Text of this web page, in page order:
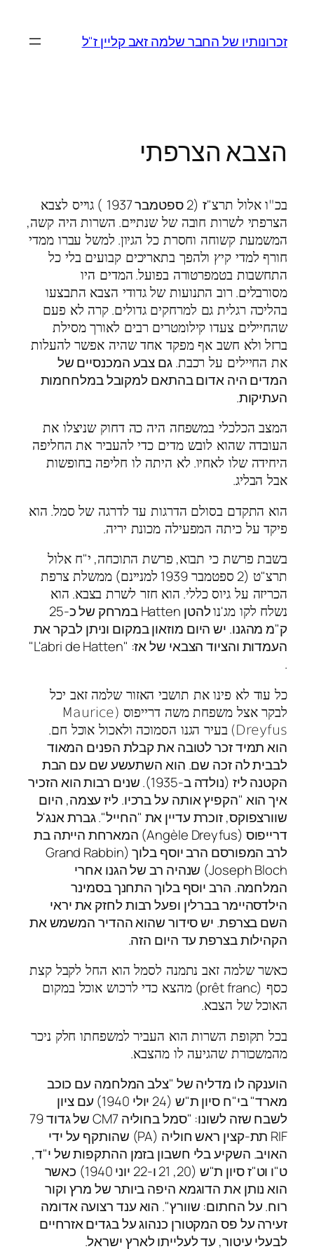
זכרונותיו של החבר שלמה זאב קליין ז"ל
הצבא הצרפתי
בכ"ו אלול תרצ"ז (2 ספטמבר 1937 ) גוייס לצבא
הצרפתי לשרות חובה של שנתיים. השרות היה קשה,
המשמעת קשוחה וחסרת כל הגיון. למשל עברו ממדי
חורף למדי קיץ ולהפך בתאריכים קבועים בלי כל
התחשבות בטמפרטורה בפועל. המדים היו
מסורבלים. רוב התנועות של גדודי הצבא התבצעו
בהליכה רגלית גם למרחקים גדולים. קרה לא פעם
שהחיילים צעדו קילומטרים רבים לאורך מסילת
ברזל ולא חשב אף מפקד אחד שהיה אפשר להעלות
את החיילים על רכבת. גם צבע המכנסיים של
המדים היה אדום בהתאם למקובל במלחחמות
העתיקות.
המצב הכלכלי במשפחה היה כה דחוק שניצלו את
העובדה שהוא לובש מדים כדי להעביר את החליפה
היחידה שלו לאחיו. לא היתה לו חליפה בחופשות
אבל הבליג.
הוא התקדם בסולם הדרגות עד לדרגה של סמל. הוא
פיקד על כיתה המפעילה מכונת יריה.
בשבת פרשת כי תבוא, פרשת התוכחה, י"ח אלול
תרצ"ט (2 ספטמבר1939 למניינם)ממשלת צרפת
הכריזה על גיוס כללי. הוא חזר לשרת בצבא. הוא
נשלח לקו מג'נו
להטן Hatten במרחק של כ-25
ק"מ מהגנו. יש היום מוזאון במקום וניתן לבקר את
העמדות והציוד הצבאי של אז: "L'abri de Hatten"
.
כל עוד לא פינו את תושבי האזור שלמה זאב יכל
לבקר אצל משפחת משה דרייפוס (Maurice
Dreyfus)
בעיר הגנו הסמוכה ולאכול אוכל חם.
הוא תמיד זכר לטובה את קבלת הפנים המאוד
לבבית לה זכה שם. הוא השתעשע שם עם הבת
הקטנה ליז (נולדה ב-1935). שנים רבות הוא הזכיר
איך הוא "הקפיץ אותה על ברכיו. ליז עצמה, היום
שוורצפוקס, זוכרת עדיין את "החייל". גברת אנג'ל
דרייפוס (Angèle Dreyfus) המארחת הייתה בת
לרב המפורסם הרב יוסף בלוך (Grand Rabbin
Joseph Bloch) שנהיה רב של הגנו אחרי
המלחמה. הרב יוסף בלוך התחנך בסמינר
הילדסהיימר בברלין ופעל רבות לחזק את יראי
השם בצרפת. יש סידור שהוא ההדיר המשמש את
הקהילות בצרפת עד היום הזה.
כאשר שלמה זאב נתמנה לסמל הוא החל לקבל קצת
כסף (prêt franc)
מהצא כדי לרכוש אוכל במקום
האוכל של הצבא.
בכל תקופת השרות הוא העביר למשפחתו חלק ניכר
מהמשכורת שהגיעה לו מהצבא.
הוענקה לו מדליה של "צלב המלחמה עם כוכב
מארד" בי"ח סיון ת"ש (24 יולי 1940) עם ציון
לשבח שזה לשונו: "סמל בחוליה CM7 של גדוד 79
RIF תת-קצין ראש חוליה (PA) שהותקף על ידי
האויב. השקיע בלי חשבון בזמן ההתקפות של י"ד,
ט"ו וט"ז סיון ת"ש (20, 21 ו-22 יוני 1940) כאשר
הוא נותן את הדוגמא היפה ביותר של מרץ וקור
רוח. על החתום: שוורץ". הוא ענד רצועה אדומה
זעירה על פס המקטורן כנהוג על בגדים אזרחיים
לבעלי עיטור, עד לעלייתו לארץ ישראל.